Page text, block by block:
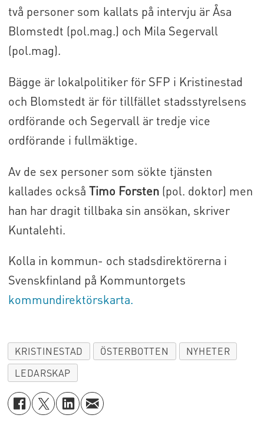
två personer som kallats på intervju är Åsa
Blomstedt (pol.mag.) och Mila Segervall
(pol.mag).
Bägge är lokalpolitiker för SFP i Kristinestad
och Blomstedt är för tillfället stadsstyrelsens
ordförande och Segervall är tredje vice
ordförande i fullmäktige.
Av de sex personer som sökte tjänsten
kallades också Timo Forsten(pol. doktor) men
han har dragit tillbaka sin ansökan, skriver
Kuntalehti.
Kolla in kommun- och stadsdirektörerna i
Svenskfinland på Kommuntorgets
kommundirektörskarta.
KRISTINESTAD ÖSTERBOTTEN
NYHETER
LEDARSKAP